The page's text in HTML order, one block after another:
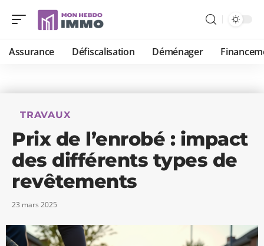
Assurance Défiscalisation Déménager
TRAVAUX
Prix de l’enrobé : impact
des différents types de
revêtements
23 mars 2025